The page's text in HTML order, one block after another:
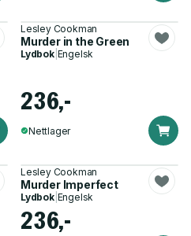
Lesley Cookman
Murder in the Green
Lydbok| Engelsk
236,-
Nettlager
Lesley Cookman
Murder Imperfect
Lydbok| Engelsk
236,-